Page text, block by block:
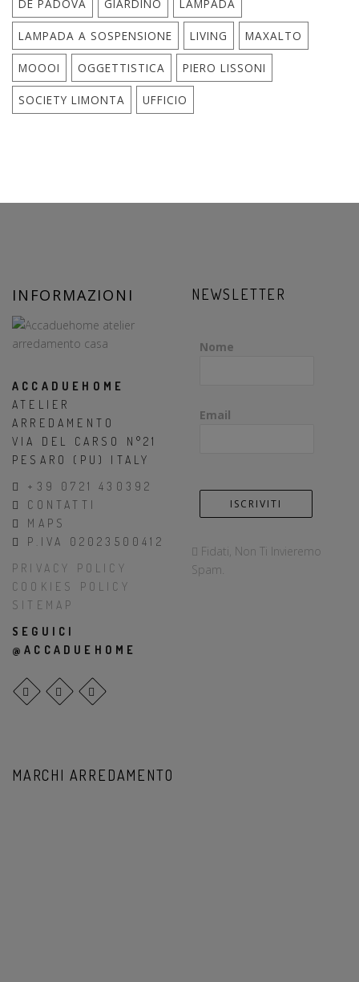
DE PADOVA GIARDINO LAMPADA
LAMPADA A SOSPENSIONE LIVING MAXALTO
MOOOI OGGETTISTICA PIERO LISSONI
SOCIETY LIMONTA UFFICIO
INFORMAZIONI
ACCADUEHOME
ATELIER
ARREDAMENTO
VIA DEL CARSO N°21
PESARO (PU) ITALY
+39 0721 430392
CONTATTI
MAPS
P.IVA 02023500412
PRIVACY POLICY
COOKIES POLICY
SITEMAP
SEGUICI
@ACCADUEHOME
NEWSLETTER
Nome
Email
Fidati, Non Ti Invieremo
Spam.
MARCHI ARREDAMENTO